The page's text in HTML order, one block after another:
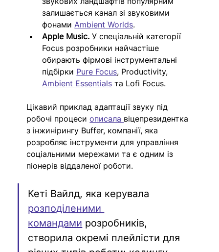
залишається канал зі звуковими
фонами Ambient Worlds.
Apple Music. У спеціальній категорії
Focus розробники найчастіше
обирають фірмові інструментальні
підбірки Pure Focus, Productivity,
Ambient Essentials та Lofi Focus.
Цікавий приклад адаптації звуку під
робочі процеси описала віцепрезидентка
з інжинірингу Buffer, компанії, яка
розробляє інструменти для управління
соціальними мережами та є одним із
піонерів віддаленої роботи.
Кеті Вайлд, яка керувала
розподіленими
командами розробників,
створила окремі плейлісти для